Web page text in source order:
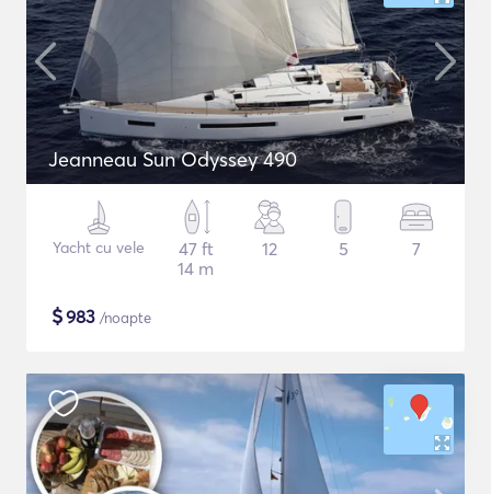
Jeanneau Sun Odyssey 490
Yacht cu vele
47 ft
14 m
12 5 7
$983 /noapte